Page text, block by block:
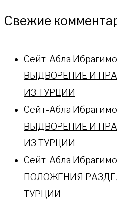
Свежие
Сейт-Абла
ВЫДВОРЕНИЕ И
ИЗ ТУРЦИИ
Сейт-Абла
ВЫДВОРЕНИЕ И
ИЗ ТУРЦИИ
Сейт-Абла
ПОЛОЖЕНИЯ
ТУРЦИИ